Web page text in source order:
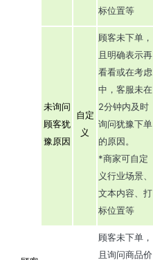
标位置等
未询问
顾客犹
豫原因
自定
义
顾客未下单，
且明确表示再
看看或在考虑
中，客服未在
2分钟内及时
询问犹豫下单
的原因。
*商家可自定
义行业场景、
文本内容、打
标位置等
顾客未下单，
且询问商品价